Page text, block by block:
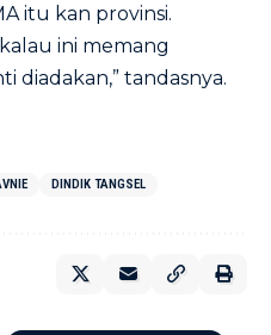
itu kan provinsi.
ini memang
diadakan,” tandasnya.
DINDIK TANGSEL